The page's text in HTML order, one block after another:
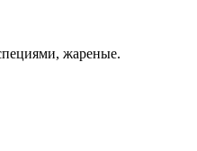
жареные.